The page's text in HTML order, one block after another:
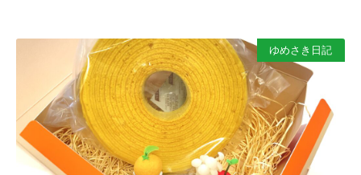
ゆめさき日記